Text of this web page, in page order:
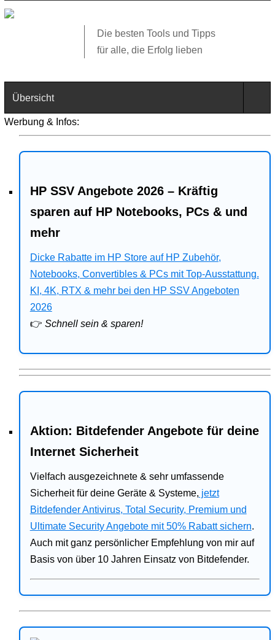
Die besten Tools und Tipps
für alle, die Erfolg lieben
Übersicht
Technik
Web
Business
Angebote
Bitdefender
Ratgeber
Werbung & Infos:
HP SSV Angebote 2026 – Kräftig
sparen auf HP Notebooks, PCs & und
mehr
Dicke Rabatte im HP Store auf HP Zubehör,
Notebooks, Convertibles & PCs mit Top-Ausstattung.
KI, 4K, RTX & mehr bei den HP SSV Angeboten
2026
👉 Schnell sein & sparen!
Aktion: Bitdefender Angebote für deine
Internet Sicherheit
Vielfach ausgezeichnete & sehr umfassende
Sicherheit für deine Geräte & Systeme, jetzt
Bitdefender Antivirus, Total Security, Premium und
Ultimate Security Angebote mit 50% Rabatt sichern.
Auch mit ganz persönlicher Empfehlung von mir auf
Basis von über 10 Jahren Einsatz von Bitdefender.